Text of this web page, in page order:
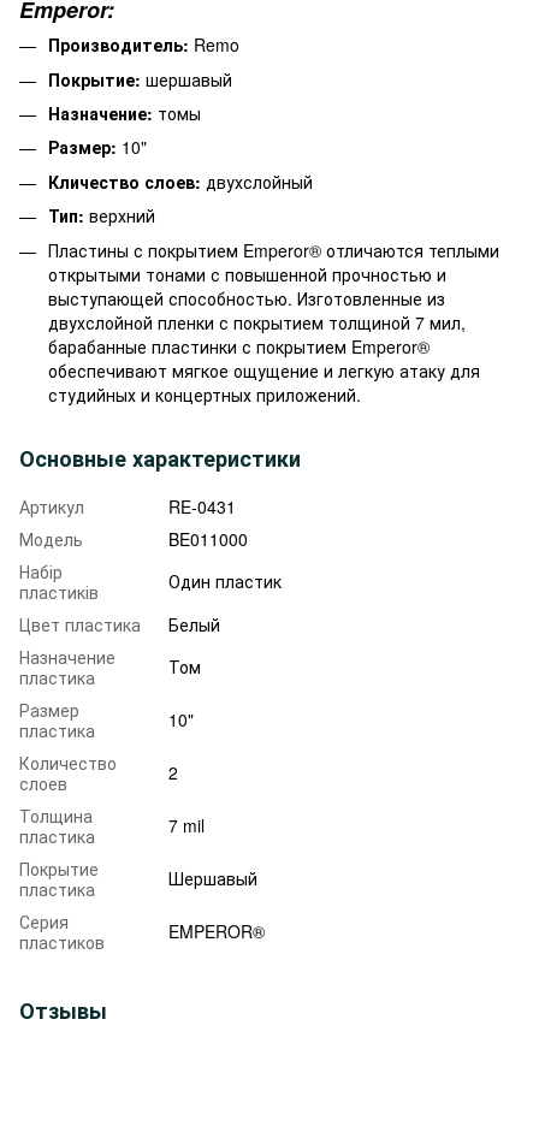
Emperor:
Производитель: Remo
Покрытие: шершавый
Назначение: томы
Размер: 10"
Кличество слоев: двухслойный
Тип: верхний
Пластины с покрытием Emperor® отличаются теплыми
открытыми тонами с повышенной прочностью и
выступающей способностью. Изготовленные из
двухслойной пленки с покрытием толщиной 7 мил,
барабанные пластинки с покрытием Emperor®
обеспечивают мягкое ощущение и легкую атаку для
студийных и концертных приложений.
Основные характеристики
Артикул
RE-0431
Модель
BE011000
Набір
пластиків
Один пластик
Цвет пластика
Белый
Назначение
пластика
Том
Размер
пластика
10"
Количество
слоев
2
Толщина
пластика
7 mil
Покрытие
пластика
Шершавый
Серия
пластиков
EMPEROR®
Отзывы